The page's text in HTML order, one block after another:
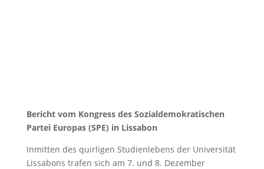
Bericht vom Kongress des Sozialdemokratischen
Partei Europas (SPE) in Lissabon
Inmitten des quirligen Studienlebens der Universität
Lissabons trafen sich am 7. und 8. Dezember